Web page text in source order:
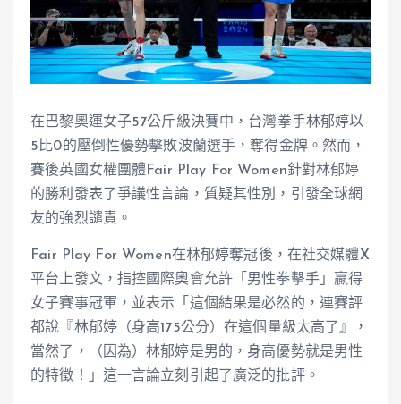
在巴黎奧運女子57公斤級決賽中，台灣拳手林郁婷以
5比0的壓倒性優勢擊敗波蘭選手，奪得金牌。然而，
賽後英國女權團體Fair Play For Women針對林郁婷
的勝利發表了爭議性言論，質疑其性別，引發全球網
友的強烈譴責。
Fair Play For Women在林郁婷奪冠後，在社交媒體X
平台上發文，指控國際奧會允許「男性拳擊手」贏得
女子賽事冠軍，並表示「這個結果是必然的，連賽評
都說『林郁婷（身高175公分）在這個量級太高了』，
當然了，（因為）林郁婷是男的，身高優勢就是男性
的特徵！」這一言論立刻引起了廣泛的批評。